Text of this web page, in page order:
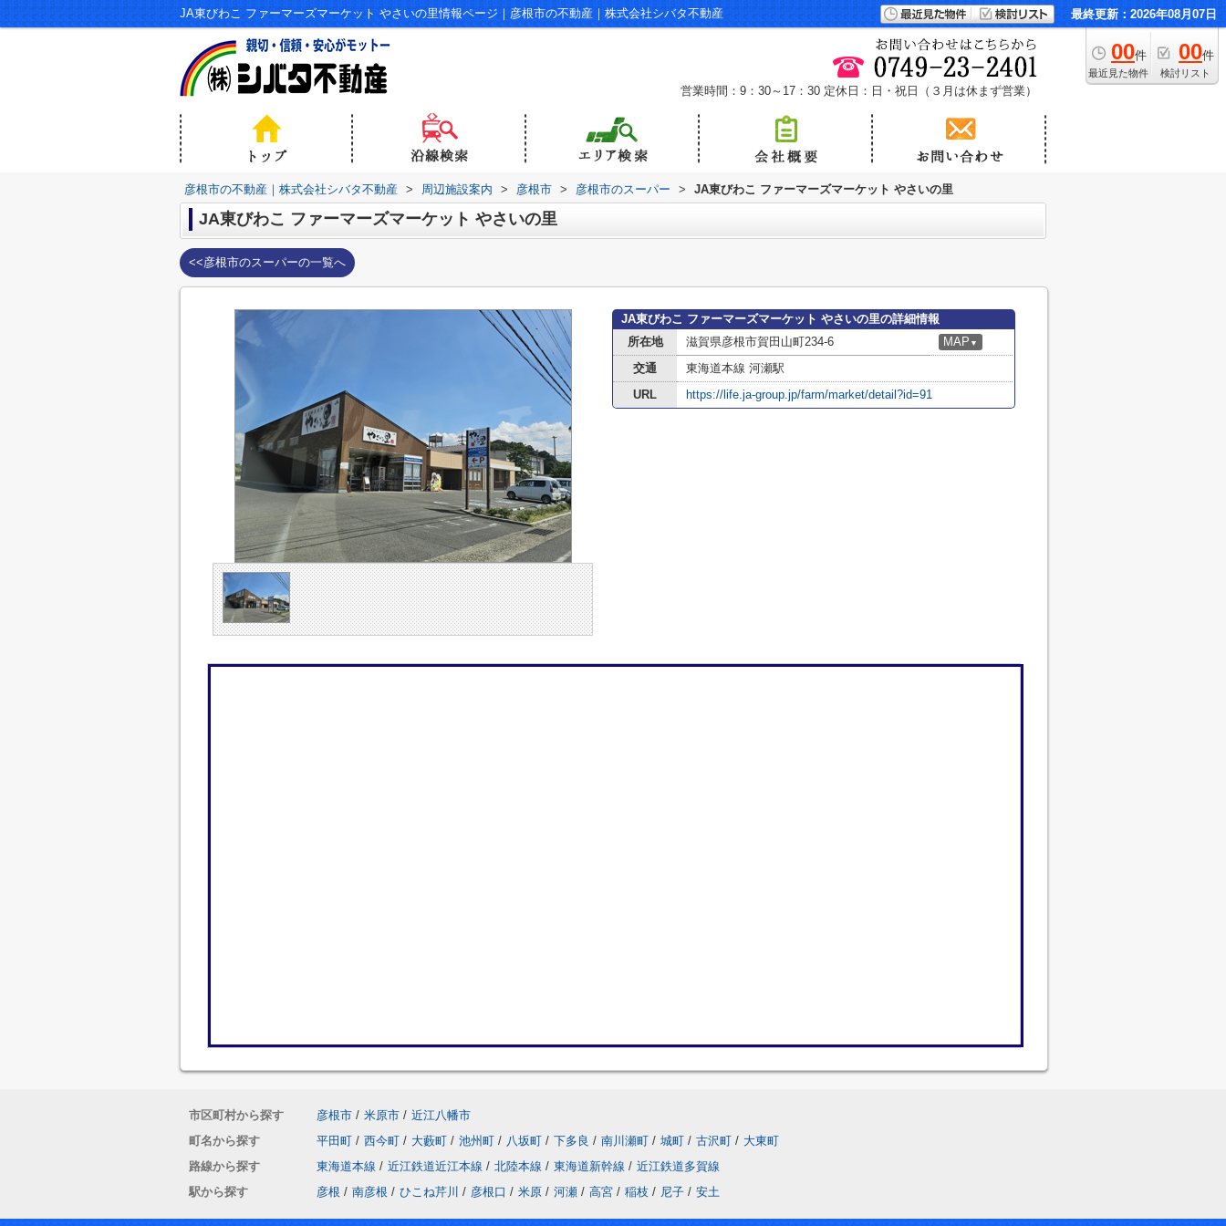
JA東びわこ ファーマーズマーケット やさいの里情報ページ｜彦根市の不動産｜株式会社シバタ不動産 最終更新：2026年08月07日
00件
最近見た物件
00件
検討リスト
営業時間：9：30～17：30 定休日：日・祝日（３月は休まず営業）
彦根市の不動産｜株式会社シバタ不動産 > 周辺施設案内 > 彦根市 > 彦根市のスーパー > JA東びわこ ファーマーズマーケット やさいの里
JA東びわこ ファーマーズマーケット やさいの里
<<彦根市のスーパーの一覧へ
JA東びわこ ファーマーズマーケット やさいの里の詳細情報
所在地
滋賀県彦根市賀田山町234-6 MAP ▼
交通
東海道本線 河瀬駅
URL
https://life.ja-group.jp/farm/market/detail?id=91
市区町村から探す 彦根市 / 米原市 / 近江八幡市
町名から探す
平田町 / 西今町 / 大藪町 / 池州町 / 八坂町 / 下多良 / 南川瀬町 / 城町 / 古沢町 / 大東町
路線から探す
東海道本線 / 近江鉄道近江本線 / 北陸本線 / 東海道新幹線 / 近江鉄道多賀線
駅から探す
彦根 / 南彦根 / ひこね芹川 / 彦根口 / 米原 / 河瀬 / 高宮 / 稲枝 / 尼子 / 安土